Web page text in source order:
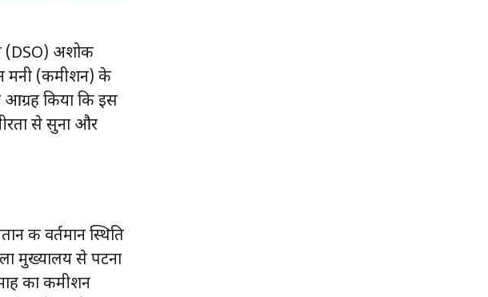
(DSO) अशोक
मनी (कमीशन) के
आग्रह किया कि इस
से सुना और
की वर्तमान स्थिति
मुख्यालय से पटना
का कमीशन